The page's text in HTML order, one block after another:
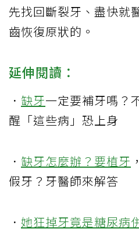
先找回斷裂牙、盡快就
齒恢復原狀的。
延伸閱讀：
． 缺牙一定要補牙嗎？
醒「這些病」恐上身
． 缺牙怎麼辦？要植牙
假牙？牙醫師來解答
． 她狂掉牙竟是糖尿病